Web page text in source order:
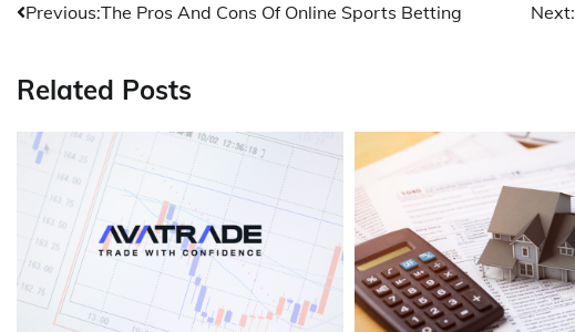
Post
Previous:The Pros And Cons Of Online Sports Betting Next:
Related Posts